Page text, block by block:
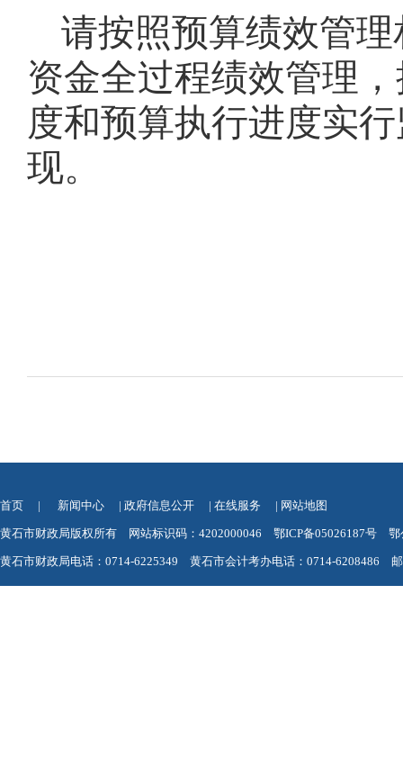
请按照预算绩效管
资金全过程绩效管理
度和预算执行进度实
现。
首页 | 新闻中心 | 政府信息公开 | 在线服务 | 网站地图
黄石市财政局版权所有 网站标识码：4202000046 鄂ICP备05026187号 鄂
黄石市财政局电话：0714-6225349 黄石市会计考办电话：0714-6208486